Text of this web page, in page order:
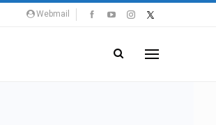
Webmail